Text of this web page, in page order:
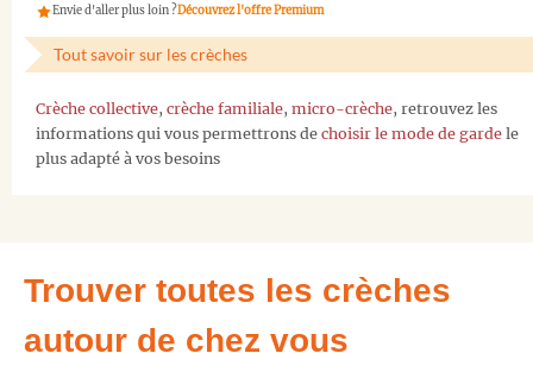
Envie d'aller plus loin ?Découvrez l'offre Premium
Tout savoir sur les crèches
Crèche collective, crèche familiale, micro-crèche, retrouvez les
informations qui vous permettrons de choisir le mode de garde le
plus adapté à vos besoins
Trouver toutes les crèches
autour de chez vous